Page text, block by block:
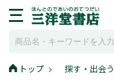
トップ 探す・出会う